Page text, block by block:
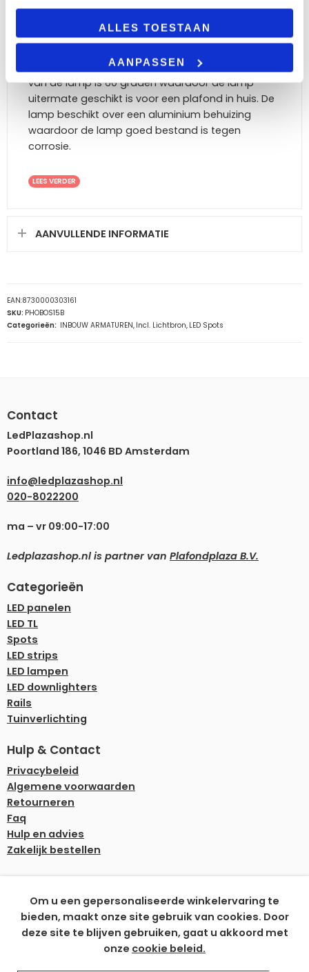
ALLES TOESTAAN
AANPASSEN
waaronder de badkamer. Met een IP-waarde van
lamp goed bestand is tegen vocht. De lichtbundel
van de lamp is 60 graden waardoor de lamp
uitermate geschikt is voor een plafond in huis. De
lamp beschikt over een aluminium behuizing
waardoor de lamp goed bestand is tegen
corrosie.
LEES VERDER
AANVULLENDE INFORMATIE
EAN:8730000303161
SKU: PHOBOS15B
Categorieën: INBOUW ARMATUREN, Incl. Lichtbron, LED Spots
Contact
LedPlazashop.nl
Poortland 186, 1046 BD Amsterdam
info@ledplazashop.nl
020-8022200
ma – vr 09:00-17:00
Ledplazashop.nl is partner van Plafondplaza B.V.
Categorieën
LED panelen
LED TL
Spots
LED strips
LED lampen
LED downlighters
Rails
Tuinverlichting
Hulp & Contact
Privacybeleid
Algemene voorwaarden
Retourneren
Faq
Hulp en advies
Zakelijk bestellen
Om u een gepersonaliseerde winkelervaring te
bieden, maakt onze site gebruik van cookies. Door
deze site te blijven gebruiken, gaat u akkoord met
onze cookie beleid.